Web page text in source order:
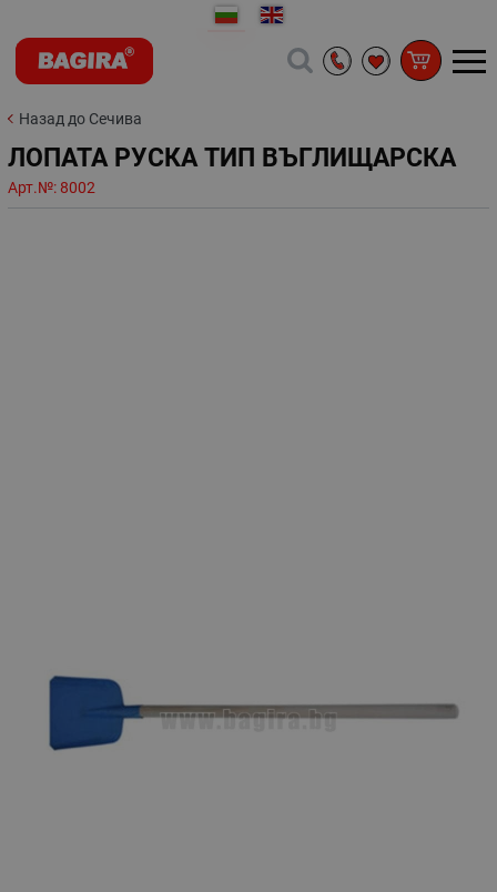
Назад до Сечива
ЛОПАТА РУСКА ТИП ВЪГЛИЩАРСКА
Арт.№: 8002